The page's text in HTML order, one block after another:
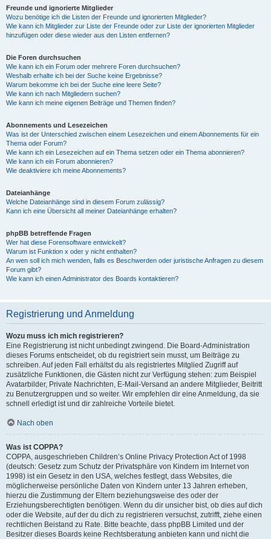
Freunde und ignorierte Mitglieder
Wozu benötige ich die Listen der Freunde und ignorierten Mitglieder?
Wie kann ich Mitglieder zur Liste der Freunde oder zur Liste der ignorierten Mitglieder
hinzufügen oder diese wieder aus den Listen entfernen?
Die Foren durchsuchen
Wie kann ich ein Forum oder mehrere Foren durchsuchen?
Weshalb erhalte ich bei der Suche keine Ergebnisse?
Warum bekomme ich bei der Suche eine leere Seite?
Wie kann ich nach Mitgliedern suchen?
Wie kann ich meine eigenen Beiträge und Themen finden?
Abonnements und Lesezeichen
Was ist der Unterschied zwischen einem Lesezeichen und einem Abonnements für ein
Thema oder Forum?
Wie kann ich ein Lesezeichen auf ein Thema setzen oder ein Thema abonnieren?
Wie kann ich ein Forum abonnieren?
Wie deaktiviere ich meine Abonnements?
Dateianhänge
Welche Dateianhänge sind in diesem Forum zulässig?
Kann ich eine Übersicht all meiner Dateianhänge erhalten?
phpBB betreffende Fragen
Wer hat diese Forensoftware entwickelt?
Warum ist Funktion x oder y nicht enthalten?
An wen soll ich mich wenden, falls es Beschwerden oder juristische Anfragen zu diesem
Forum gibt?
Wie kann ich einen Administrator des Boards kontaktieren?
Registrierung und Anmeldung
Wozu muss ich mich registrieren?
Eine Registrierung ist nicht unbedingt zwingend. Die Board-Administration
dieses Forums entscheidet, ob du registriert sein musst, um Beiträge zu
schreiben. Auf jeden Fall erhältst du als registriertes Mitglied Zugriff auf
zusätzliche Funktionen, die Gästen nicht zur Verfügung stehen: zum Beispiel
Avatarbilder, Private Nachrichten, E-Mail-Versand an andere Mitglieder, Beitritt
zu Benutzergruppen und so weiter. Wir empfehlen dir eine Anmeldung, da sie
schnell erledigt ist und dir zahlreiche Vorteile bietet.
Nach oben
Was ist COPPA?
COPPA, ausgeschrieben Children’s Online Privacy Protection Act of 1998
(deutsch: Gesetz zum Schutz der Privatsphäre von Kindern im Internet von
1998) ist ein Gesetz in den USA, welches festlegt, dass Websites, die
möglicherweise persönliche Daten von Kindern unter 13 Jahren erheben,
hierzu die Zustimmung der Eltern beziehungsweise des oder der
Erziehungsberechtigten benötigen. Wenn du dir unsicher bist, ob dies auf dich
oder die Website, auf der du dich zu registrieren versuchst, zutrifft, ziehe einen
rechtlichen Beistand zu Rate. Bitte beachte, dass phpBB Limited und der
Besitzer dieses Boards keine Rechtsberatung anbieten kann und nicht die